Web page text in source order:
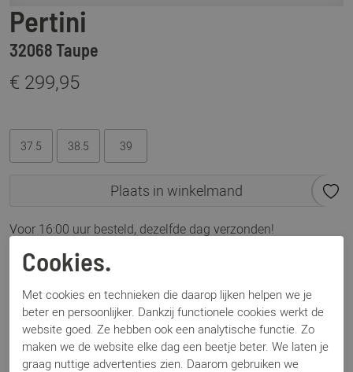
Pertini
32068 Taupe
€ 299,95
37.5 38.5 39
Plaats in winkelmand
Voor 16:00 uur besteld, dezelfde dag verzonden!
Omschrijving
Pertini 32068 taupe
Specificaties
Cookies.
Met cookies en technieken die daarop lijken helpen we je
beter en persoonlijker. Dankzij functionele cookies werkt de
website goed. Ze hebben ook een analytische functie. Zo
maken we de website elke dag een beetje beter. We laten je
graag nuttige advertenties zien. Daarom gebruiken we